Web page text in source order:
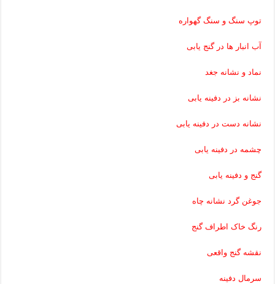
توپ سنگ و سنگ گهواره
آب انبار ها در گنج یابی
نماد و نشانه جغد
نشانه بز در دفینه یابی
نشانه دست در دفینه یابی
چشمه در دفینه یابی
گنج و دفینه یابی
جوغن گرد نشانه چاه
رنگ خاک اطراف گنج
نقشه گنج واقعی
سرمال دفینه